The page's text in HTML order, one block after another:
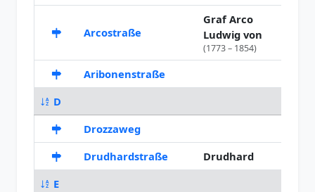
Arcostraße
Graf Arco
Ludwig von
(1773 – 1854)
Aribonenstraße
D
Drozzaweg
Drudhardstraße
Drudhard
E